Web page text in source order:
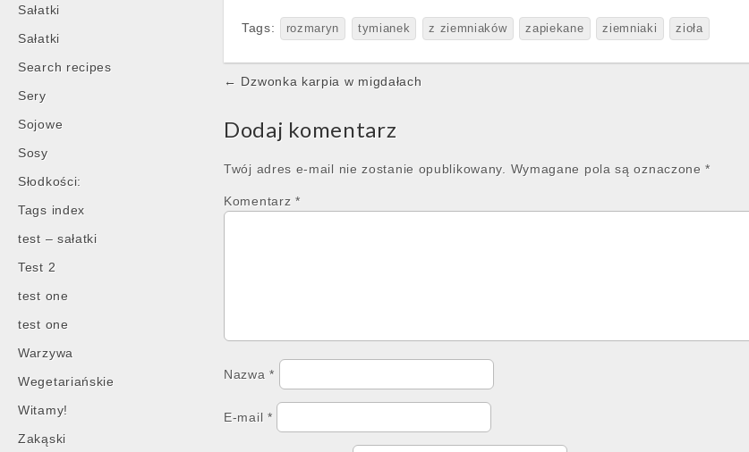
Sałatki
Sałatki
Search recipes
Sery
Sojowe
Sosy
Słodkości:
Tags index
test – sałatki
Test 2
test one
test one
Warzywa
Wegetariańskie
Witamy!
Zakąski
Tags: rozmaryn tymianek z ziemniaków zapiekane ziemniaki zioła
Post
← Dzwonka karpia w migdałach
Dodaj komentarz
Twój adres e-mail nie zostanie opublikowany. Wymagane pola są oznaczone*
Komentarz *
Nazwa*
E-mail *